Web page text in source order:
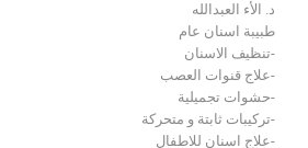
د. الأء العبدالله
طبيبة اسنان عام
-تنظيف الاسنان
-علاج قنوات العصب
-حشوات تجميلية
-تركيبات ثابتة و متحركة
-علاج اسنان للاطفال